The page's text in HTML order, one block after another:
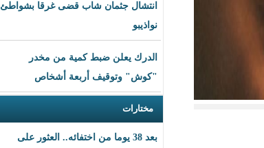
انتشال جثمان شاب قضى غرقا بشواطئ
نواذيبو
الدرك يعلن ضبط كمية من مخدر
"كوش" وتوقيف أربعة أشخاص
مختارات
بعد 38 يوما من اختفائه.. العثور على